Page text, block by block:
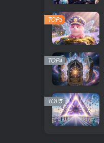
TOP3
TOP4
TOP5